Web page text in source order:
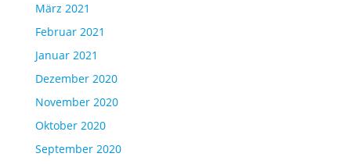
März 2021
Februar 2021
Januar 2021
Dezember 2020
November 2020
Oktober 2020
September 2020